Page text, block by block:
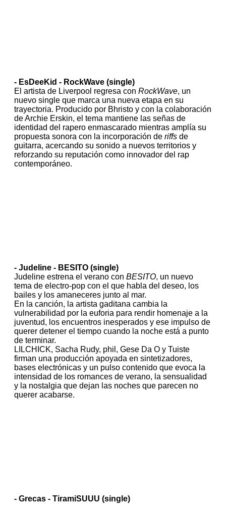
- EsDeeKid - RockWave (single)
El artista de Liverpool regresa con RockWave, un
nuevo single que marca una nueva etapa en su
trayectoria. Producido por Bhristo y con la colaboración
de Archie Erskin, el tema mantiene las señas de
identidad del rapero enmascarado mientras amplía su
propuesta sonora con la incorporación de riffs de
guitarra, acercando su sonido a nuevos territorios y
reforzando su reputación como innovador del rap
contemporáneo.
- Judeline - BESITO (single)
Judeline estrena el verano con BESITO, un nuevo
tema de electro-pop con el que habla del deseo, los
bailes y los amaneceres junto al mar.
En la canción, la artista gaditana cambia la
vulnerabilidad por la euforia para rendir homenaje a la
juventud, los encuentros inesperados y ese impulso de
querer detener el tiempo cuando la noche está a punto
de terminar.
LILCHICK, Sacha Rudy, phil, Gese Da O y Tuiste
firman una producción apoyada en sintetizadores,
bases electrónicas y un pulso contenido que evoca la
intensidad de los romances de verano, la sensualidad
y la nostalgia que dejan las noches que parecen no
querer acabarse.
- Grecas - TiramiSUUU (single)